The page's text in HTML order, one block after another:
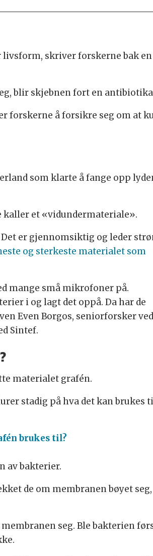
skriver forskerne bak
blir skjebnen fort en
forskerne å forsikre seg om at
som klarte å fange opp
kaller et «vidundermateriale».
er gjennomsiktig og leder
og sterkeste materialet som
mange små mikrofoner på.
i og lagt det oppå. Da har de
Even Borgos, seniorforsker ved
Sintef.
materialet grafén.
stadig på hva det kan brukes
brukes til?
av bakterier.
de om membranen bøyet seg,
seg. Ble bakterien